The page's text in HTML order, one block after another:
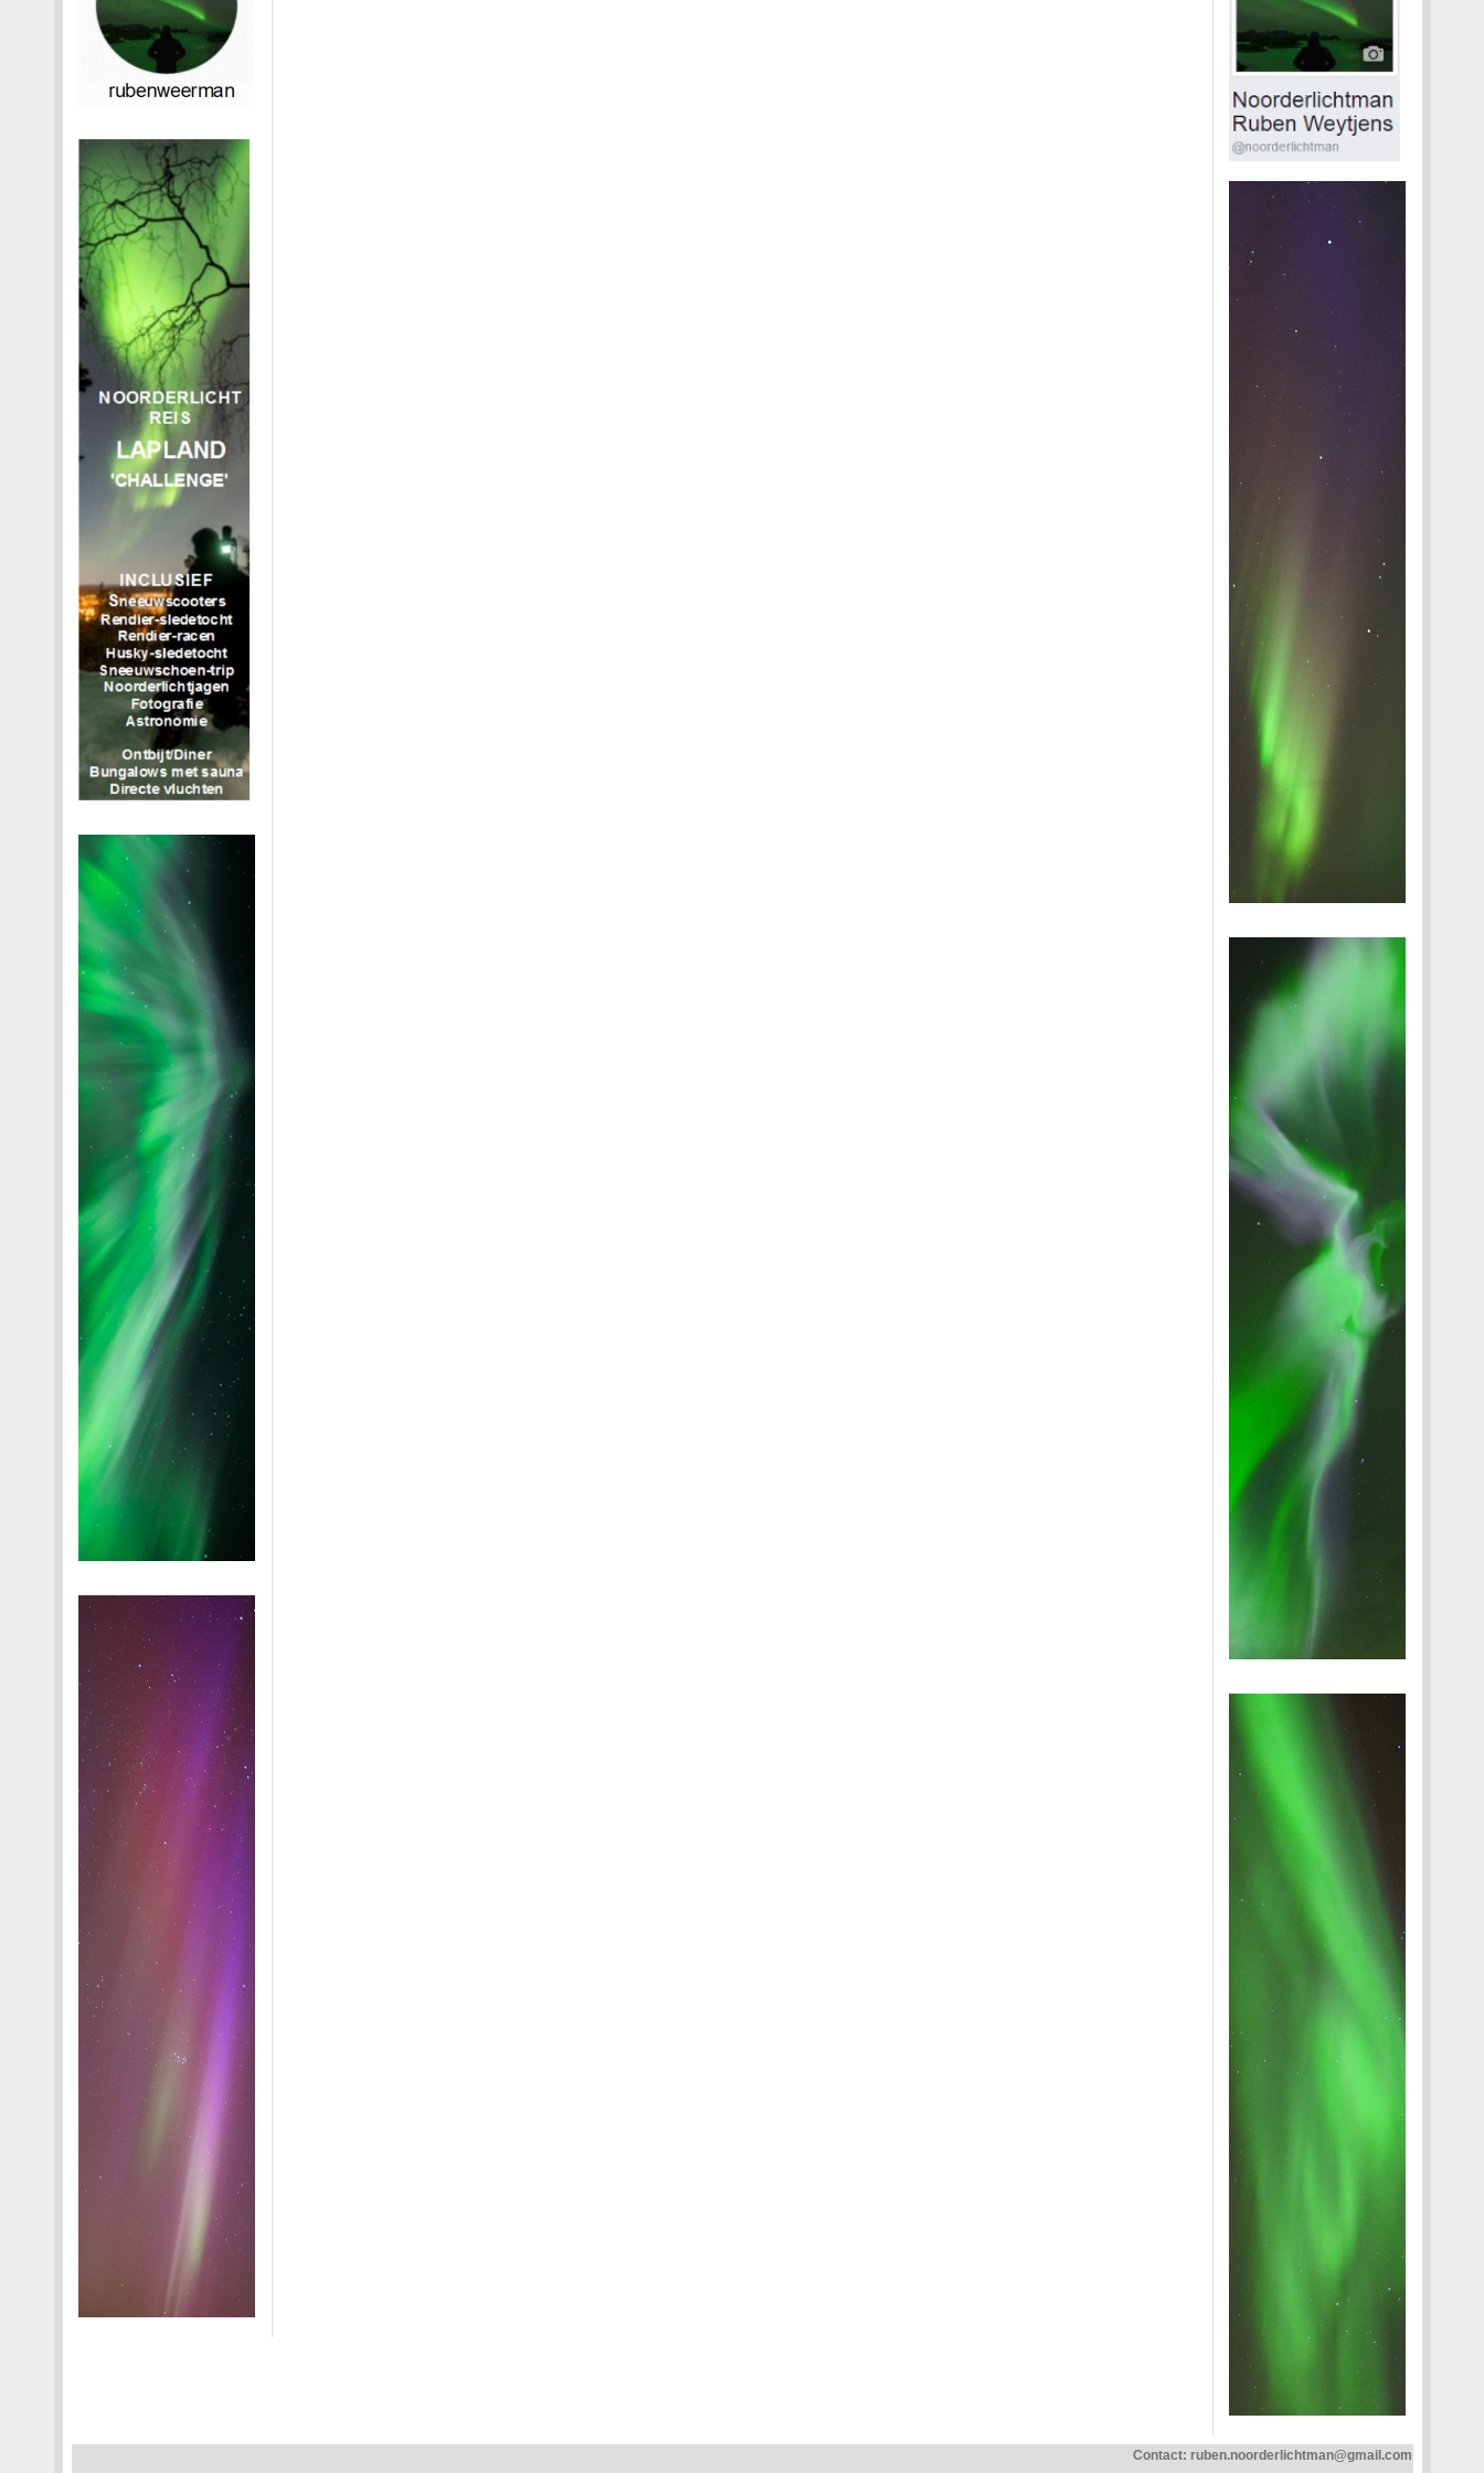
Contact: ruben.noorderlichtman@gmail.com